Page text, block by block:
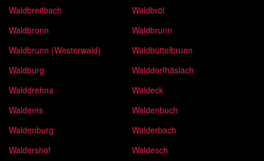
Waldbreitbach
Waldbröl
Waldbronn
Waldbrunn
Waldbrunn (Westerwald)
Waldbüttelbrunn
Waldburg
Walddorfhäslach
Walddrehna
Waldeck
Waldems
Waldenbuch
Waldenburg
Walderbach
Waldershof
Waldesch